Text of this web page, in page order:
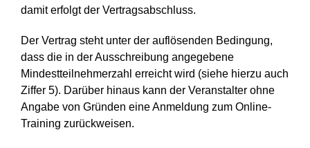
damit erfolgt der Vertragsabschluss.
Der Vertrag steht unter der auflösenden Bedingung,
dass die in der Ausschreibung angegebene
Mindestteilnehmerzahl erreicht wird (siehe hierzu auch
Ziffer 5). Darüber hinaus kann der Veranstalter ohne
Angabe von Gründen eine Anmeldung zum Online-
Training zurückweisen.